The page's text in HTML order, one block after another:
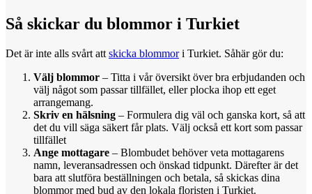
Så skickar du blommor i Turkiet
Det är inte alls svårt att skicka blommori Turkiet. Såhär gör du:
Välj blommor – Titta i vår översikt över bra erbjudanden och
välj något som passar tillfället, eller plocka ihop ett eget
arrangemang.
Skriv en hälsning – Formulera dig väl och ganska kort, så att
det du vill säga säkert får plats. Välj också ett kort som passar
tillfället
Ange mottagare – Blombudet behöver veta mottagarens
namn, leveransadressen och önskad tidpunkt. Därefter är det
bara att slutföra beställningen och betala, så skickas dina
blommor med bud av den lokala floristen i Turkiet.